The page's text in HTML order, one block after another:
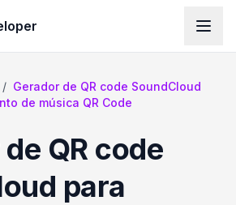
/ Gerador de QR code SoundCloud
de música QR Code
QR code
para